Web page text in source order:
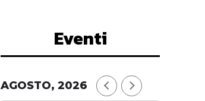
Eventi
AGOSTO, 2026